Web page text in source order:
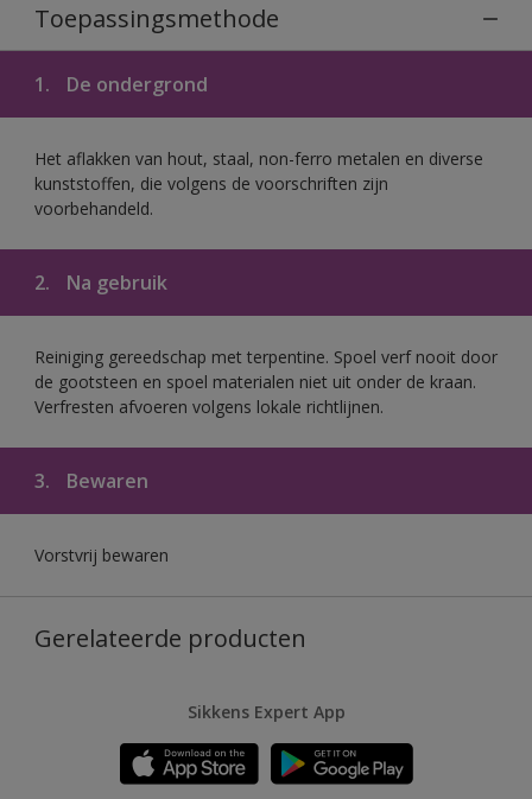
Toepassingsmethode
1. De ondergrond
Het aflakken van hout, staal, non-ferro metalen en diverse
kunststoffen, die volgens de voorschriften zijn
voorbehandeld.
2. Na gebruik
Reiniging gereedschap met terpentine. Spoel verf nooit door
de gootsteen en spoel materialen niet uit onder de kraan.
Verfresten afvoeren volgens lokale richtlijnen.
3. Bewaren
Vorstvrij bewaren
Gerelateerde producten
Sikkens Expert App